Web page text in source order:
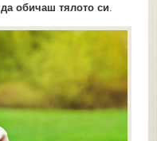
да обичаш тялото си.